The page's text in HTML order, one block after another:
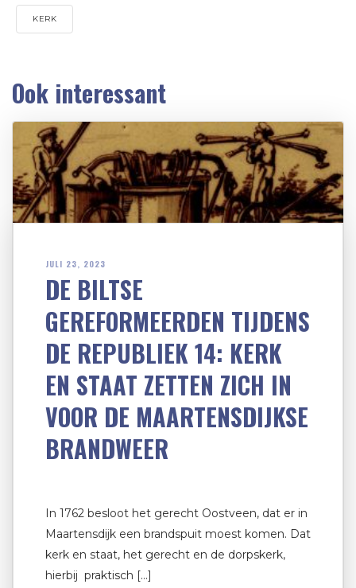
KERK
Ook interessant
JULI 23, 2023
DE BILTSE
GEREFORMEERDEN TIJDENS
DE REPUBLIEK 14: KERK
EN STAAT ZETTEN ZICH IN
VOOR DE MAARTENSDIJKSE
BRANDWEER
In 1762 besloot het gerecht Oostveen, dat er in
Maartensdijk een brandspuit moest komen. Dat
kerk en staat, het gerecht en de dorpskerk,
hierbij praktisch […]